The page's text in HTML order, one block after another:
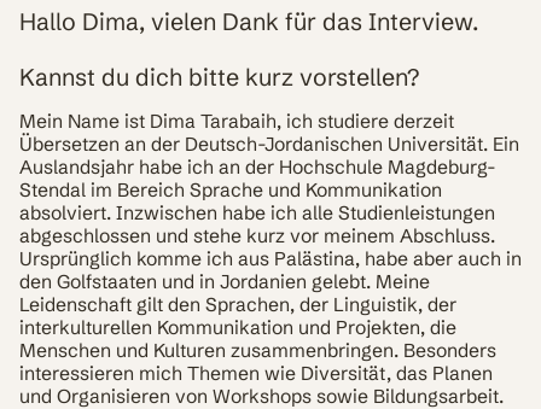
Hallo Dima, vielen Dank für das Interview.
Kannst du dich bitte kurz vorstellen?
Mein Name ist Dima Tarabaih, ich studiere derzeit
Übersetzen an der Deutsch-Jordanischen Universität. Ein
Auslandsjahr habe ich an der Hochschule Magdeburg-
Stendal im Bereich Sprache und Kommunikation
absolviert. Inzwischen habe ich alle Studienleistungen
abgeschlossen und stehe kurz vor meinem Abschluss.
Ursprünglich komme ich aus Palästina, habe aber auch in
den Golfstaaten und in Jordanien gelebt. Meine
Leidenschaft gilt den Sprachen, der Linguistik, der
interkulturellen Kommunikation und Projekten, die
Menschen und Kulturen zusammenbringen. Besonders
interessieren mich Themen wie Diversität, das Planen
und Organisieren von Workshops sowie Bildungsarbeit.